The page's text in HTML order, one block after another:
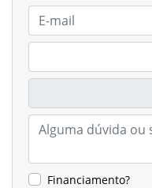
Financiamento?